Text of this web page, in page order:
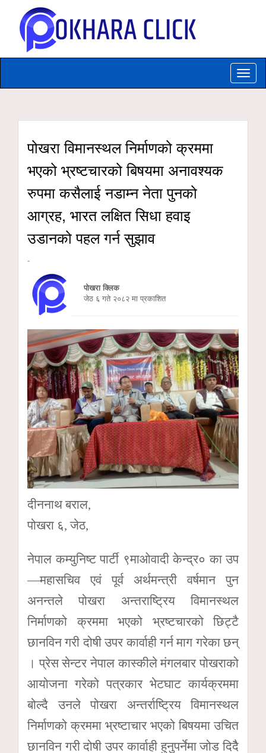
Toggle
पोखरा विमानस्थल निर्माणको क्रममा
भएको भ्रष्टचारको बिषयमा अनावश्यक
रुपमा कसैलाई नडाम्न नेता पुनको
आग्रह, भारत लक्षित सिधा हवाइ
उडानको पहल गर्न सुझाव
-
पोखरा क्लिक
जेठ ६ गते २०८२ मा प्रकाशित
दीननाथ बराल,
पोखरा ६, जेठ,
नेपाल कम्युनिष्ट पार्टी ९माओवादी केन्द्र० का उप
—महासचिव एवं पूर्व अर्थमन्त्री वर्षमान पुन
अनन्तले पोखरा अन्तराष्ट्रिय विमानस्थल
निर्माणको क्रममा भएको भ्रष्टचारको छिट्टै
छानविन गरी दोषी उपर कार्वाही गर्न माग गरेका छन्
। प्रेस सेन्टर नेपाल कास्कीले मंगलबार पोखराको
आयोजना गरेको पत्रकार भेटघाट कार्यक्रममा
बोल्दै उनले पोखरा अन्तर्राष्ट्रिय विमानस्थल
निर्माणको क्रममा भ्रष्टाचार भएको बिषयमा उचित
छानविन गरी दोषी उपर कार्वाही हुनुपर्नेमा जोड दिदैै